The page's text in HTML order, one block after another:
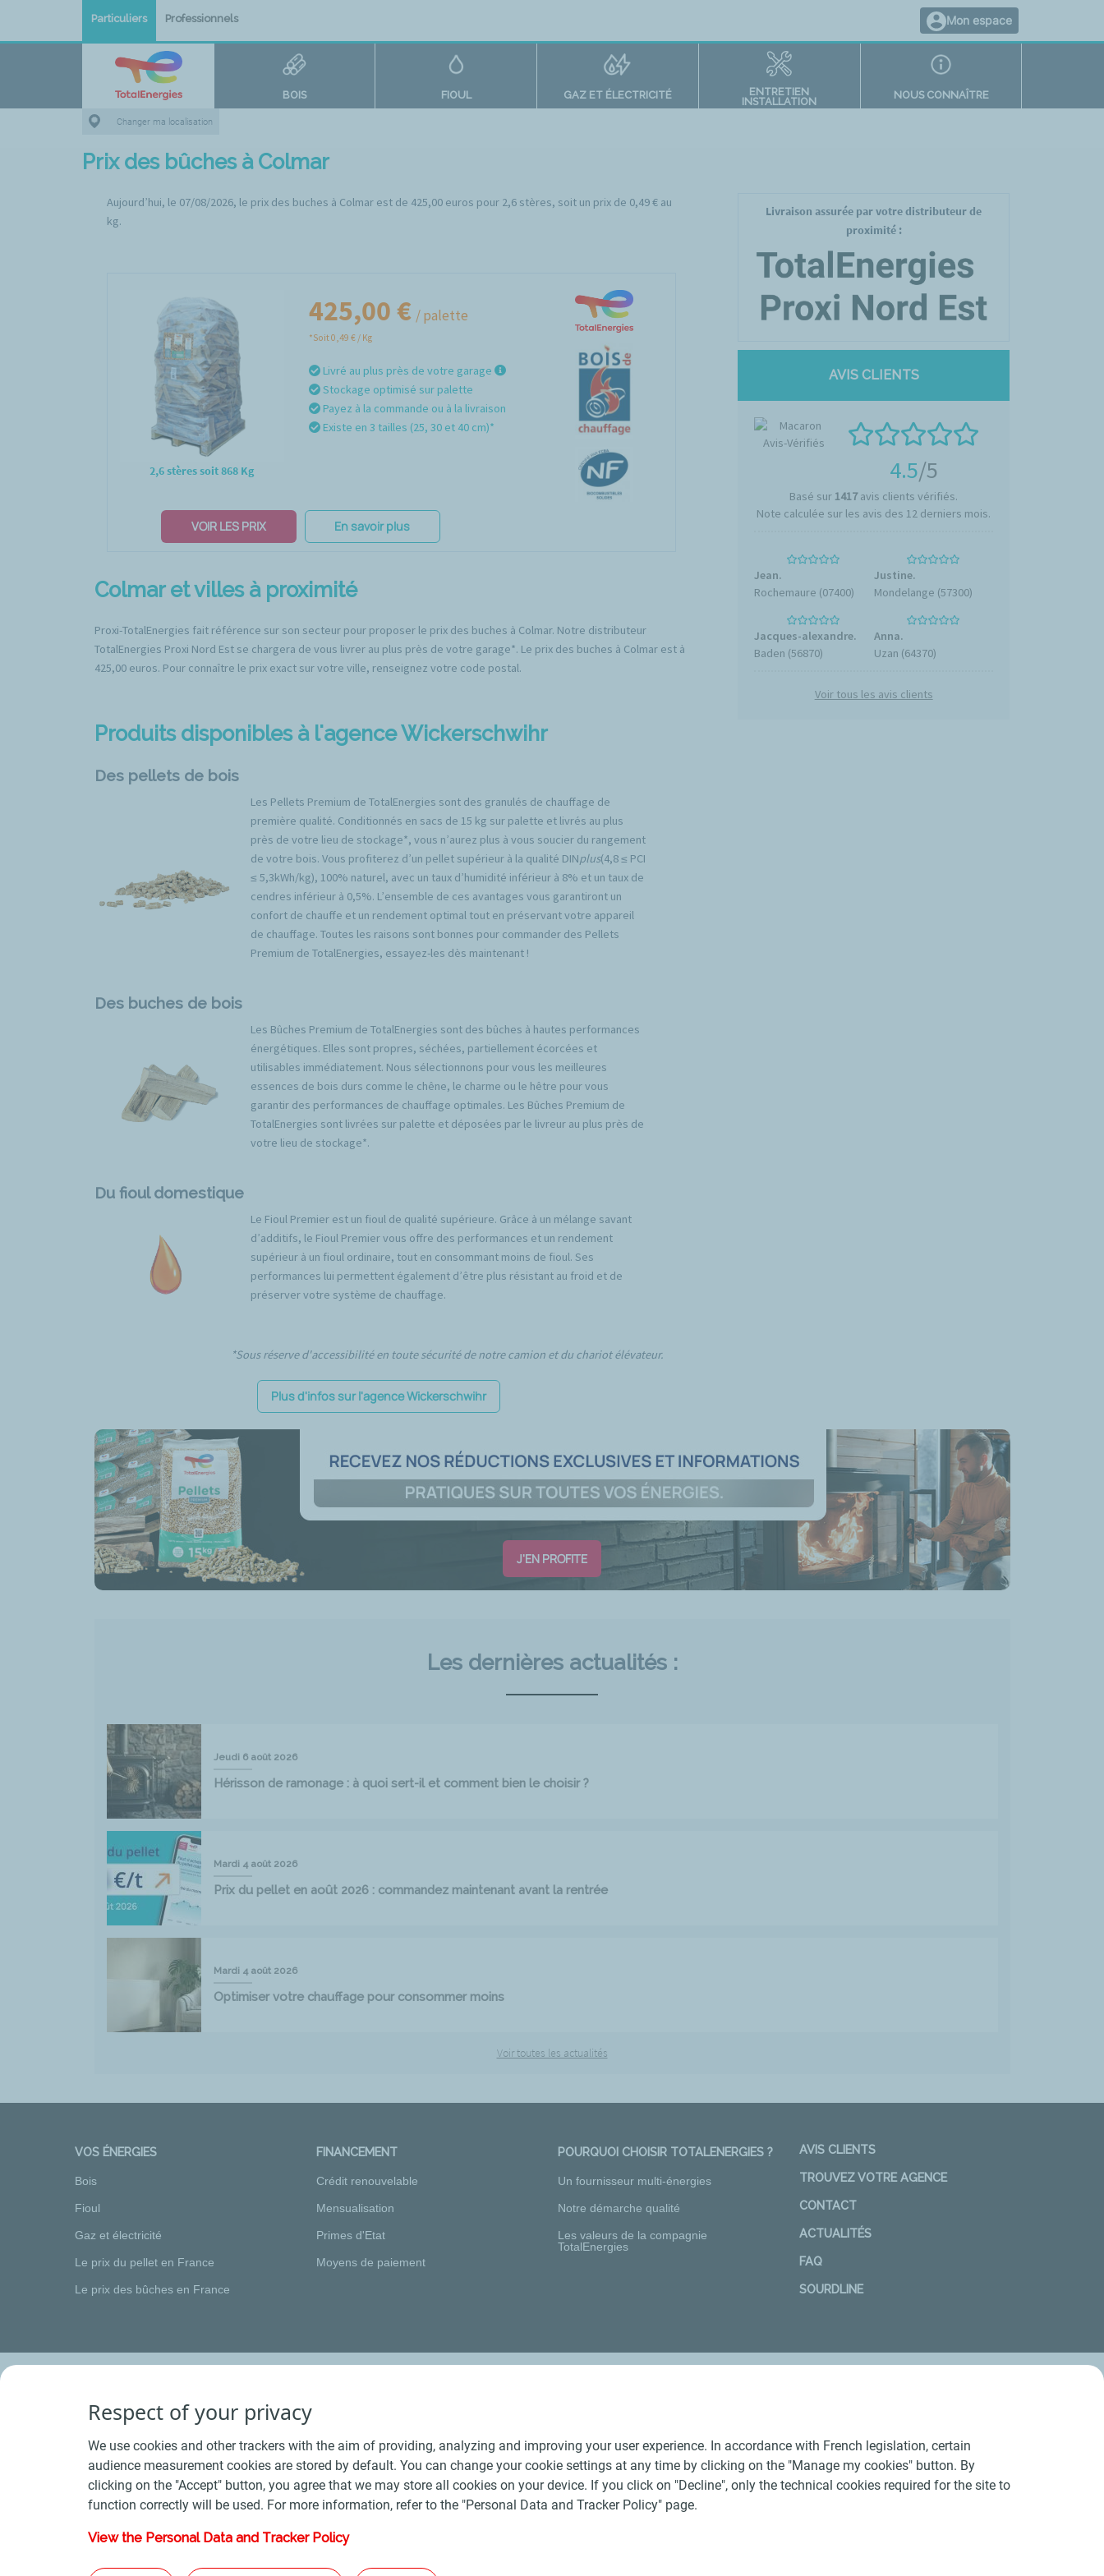
Particuliers Professionnels Mon espace
BOIS FIOUL GAZ ET ÉLECTRICITÉ
ENTRETIEN
INSTALLATION
NOUS CONNAÎTRE
Changer ma localisation
Prix des bûches à Colmar
Aujourd’hui, le 07/08/2026, le prix des buches à Colmar est de 425,00 euros pour 2,6 stères, soit un prix de 0,49 € au
kg.
2,6 stères soit 868 Kg
425,00 € / palette
*Soit 0,49 € / Kg
Livré au plus près de votre garage
Stockage optimisé sur palette
Payez à la commande ou à la livraison
Existe en 3 tailles (25, 30 et 40 cm)*
VOIR LES PRIX En savoir plus
Colmar et villes à proximité
Proxi-TotalEnergies fait référence sur son secteur pour proposer le prix des buches à Colmar. Notre distributeur
TotalEnergies Proxi Nord Est se chargera de vous livrer au plus près de votre garage*. Le prix des buches à Colmar est à
425,00 euros. Pour connaître le prix exact sur votre ville, renseignez votre code postal.
Produits disponibles à l'agence Wickerschwihr
Des pellets de bois
Les Pellets Premium de TotalEnergies sont des granulés de chauffage de
première qualité. Conditionnés en sacs de 15 kg sur palette et livrés au plus
près de votre lieu de stockage*, vous n’aurez plus à vous soucier du rangement
de votre bois. Vous profiterez d’un pellet supérieur à la qualité DINplus(4,8 ≤ PCI
≤ 5,3kWh/kg), 100% naturel, avec un taux d’humidité inférieur à 8% et un taux de
cendres inférieur à 0,5%. L’ensemble de ces avantages vous garantiront un
confort de chauffe et un rendement optimal tout en préservant votre appareil
de chauffage. Toutes les raisons sont bonnes pour commander des Pellets
Premium de TotalEnergies, essayez-les dès maintenant !
Des buches de bois
Les Bûches Premium de TotalEnergies sont des bûches à hautes performances
énergétiques. Elles sont propres, séchées, partiellement écorcées et
utilisables immédiatement. Nous sélectionnons pour vous les meilleures
essences de bois durs comme le chêne, le charme ou le hêtre pour vous
garantir des performances de chauffage optimales. Les Bûches Premium de
TotalEnergies sont livrées sur palette et déposées par le livreur au plus près de
votre lieu de stockage*.
Du fioul domestique
Le Fioul Premier est un fioul de qualité supérieure. Grâce à un mélange savant
d’additifs, le Fioul Premier vous offre des performances et un rendement
supérieur à un fioul ordinaire, tout en consommant moins de fioul. Ses
performances lui permettent également d’être plus résistant au froid et de
préserver votre système de chauffage.
*Sous réserve d'accessibilité en toute sécurité de notre camion et du chariot élévateur.
Plus d'infos sur l'agence Wickerschwihr
Livraison assurée par votre distributeur de
proximité :
AVIS CLIENTS
4.5/5
Basé sur 1417avis clients vérifiés.
Note calculée sur les avis des 12 derniers mois.
Jean.
Rochemaure (07400)
Justine.
Mondelange (57300)
Jacques-alexandre.
Baden (56870)
Anna.
Uzan (64370)
Voir tous les avis clients
J'EN PROFITE
Les dernières actualités :
Jeudi 6 août 2026
Hérisson de ramonage : à quoi sert-il et comment bien le choisir ?
Mardi 4 août 2026
Prix du pellet en août 2026 : commandez maintenant avant la rentrée
Mardi 4 août 2026
Optimiser votre chauffage pour consommer moins
Voir toutes les actualités
VOS ÉNERGIES
Bois
Fioul
Gaz et électricité
Le prix du pellet en France
Le prix des bûches en France
FINANCEMENT
Crédit renouvelable
Mensualisation
Primes d'Etat
Moyens de paiement
POURQUOI CHOISIR TOTALENERGIES ?
Un fournisseur multi-énergies
Notre démarche qualité
Les valeurs de la compagnie
TotalEnergies
AVIS CLIENTS
TROUVEZ VOTRE AGENCE
CONTACT
ACTUALITÉS
FAQ
SOURDLINE
Conditions Générales de Vente Bois - Conditions Générales de Vente Produits Pétroliers
Plan du site - Les sites de la compagnie TotalEnergies
Respect of your privacy
We use cookies and other trackers with the aim of providing, analyzing and improving your user experience. In accordance with French legislation, certain
audience measurement cookies are stored by default. You can change your cookie settings at any time by clicking on the "Manage my cookies" button. By
clicking on the "Accept" button, you agree that we may store all cookies on your device. If you click on "Decline", only the technical cookies required for the site to
function correctly will be used. For more information, refer to the "Personal Data and Tracker Policy" page.
View the Personal Data and Tracker Policy